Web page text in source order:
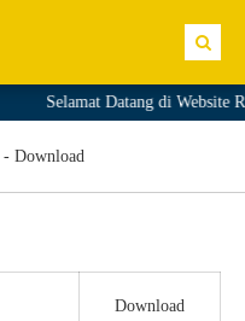
Selamat Datang di Website
- Download
Download